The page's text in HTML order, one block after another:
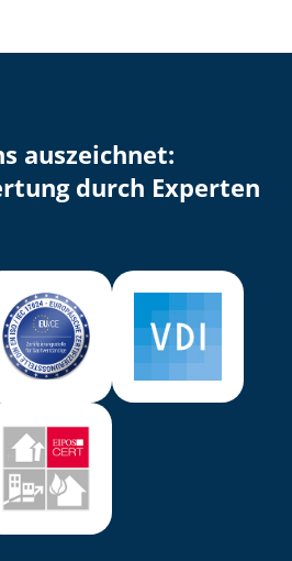
auszeichnet:
durch Experten